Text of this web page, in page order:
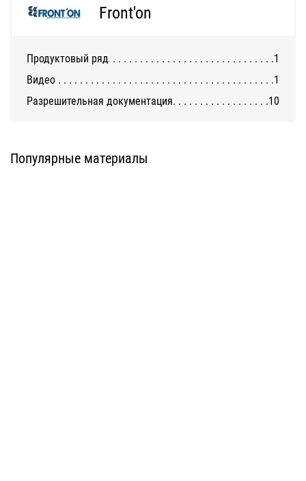
Front'on
Продуктовый ряд
1
Видео
1
Разрешительная документация
10
Популярные материалы